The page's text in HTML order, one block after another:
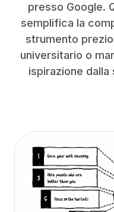
presso Google.
semplifica la
strumento
universitario o
ispirazione